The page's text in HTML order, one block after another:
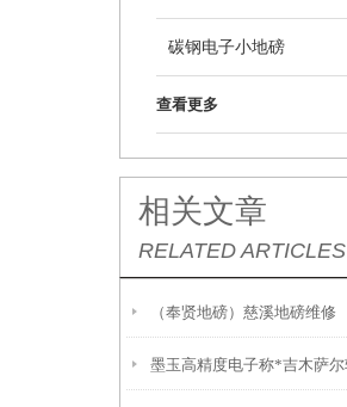
碳钢电子小地磅
查看更多
相关文章
RELATED ARTICLES
（奉贤地磅）慈溪地磅维修